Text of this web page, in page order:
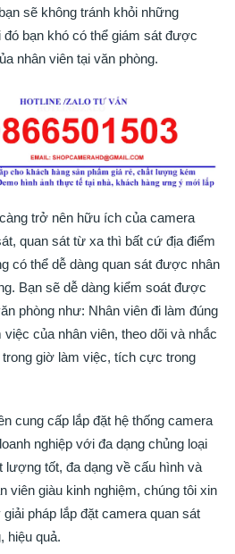
sẽ không tránh khỏi những
bạn khó có thể giám sát được
nhân viên tại văn phòng.
trở nên hữu ích của camera
quan sát từ xa thì bất cứ địa điểm
có thể dễ dàng quan sát được nhân
Bạn sẽ dễ dàng kiểm soát được
phòng như: Nhân viên đi làm đúng
của nhân viên, theo dõi và nhắc
giờ làm việc, tích cực trong
cung cấp lắp đặt hệ thống camera
nghiệp với đa dạng chủng loại
lượng tốt, đa dạng về cấu hình và
viên giàu kinh nghiệm, chúng tôi xin
pháp lắp đặt camera quan sát
hiệu quả.